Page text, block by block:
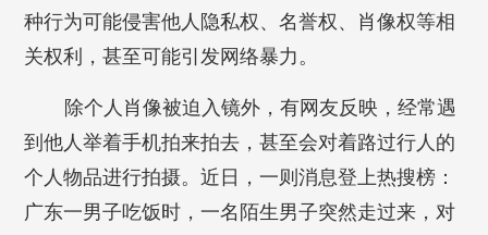
种行为可能侵害他人隐私权、名誉权、肖像权等相
关权利，甚至可能引发网络暴力。
除个人肖像被迫入镜外，有网友反映，经常遇
到他人举着手机拍来拍去，甚至会对着路过行人的
个人物品进行拍摄。近日，一则消息登上热搜榜：
广东一男子吃饭时，一名陌生男子突然走过来，对